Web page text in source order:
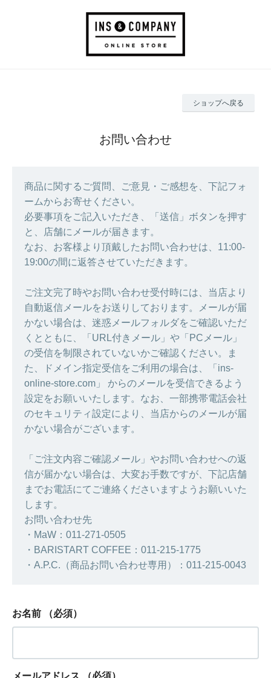
ショップへ戻る
お問い合わせ
商品に関するご質問、ご意見・ご感想を、下記フォ
ームからお寄せください。
必要事項をご記入いただき、「送信」ボタンを押す
と、店舗にメールが届きます。
なお、お客様より頂戴したお問い合わせは、11:00-
19:00の間に返答させていただきます。
ご注文完了時やお問い合わせ受付時には、当店より
自動返信メールをお送りしております。メールが届
かない場合は、迷惑メールフォルダをご確認いただ
くとともに、「URL付きメール」や「PCメール」
の受信を制限されていないかご確認ください。ま
た、ドメイン指定受信をご利用の場合は、「ins-
online-store.com」 からのメールを受信できるよう
設定をお願いいたします。なお、一部携帯電話会社
のセキュリティ設定により、当店からのメールが届
かない場合がございます。
「ご注文内容ご確認メール」やお問い合わせへの返
信が届かない場合は、大変お手数ですが、下記店舗
までお電話にてご連絡くださいますようお願いいた
します。
お問い合わせ先
・MaW：011-271-0505
・BARISTART COFFEE：011-215-1775
・A.P.C.（商品お問い合わせ専用）：011-215-0043
お名前 （必須）